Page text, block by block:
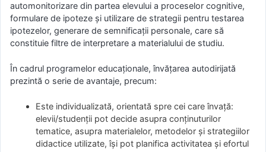
automonitorizare din partea elevului a proceselor cognitive,
formulare de ipoteze și utilizare de strategii pentru testarea
ipotezelor, generare de semnificații personale, care să
constituie filtre de interpretare a materialului de studiu.
În cadrul programelor educaționale, învățarea autodirijată
prezintă o serie de avantaje, precum:
Este individualizată, orientată spre cei care învață:
elevii/studenții pot decide asupra conținuturilor
tematice, asupra materialelor, metodelor și strategiilor
didactice utilizate, își pot planifica activitatea și efortul